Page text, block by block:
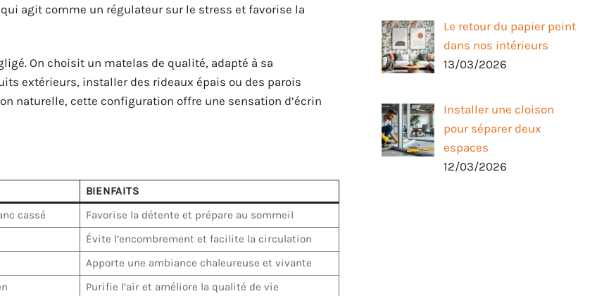
agit comme un régulateur sur le stress et favorise la
On choisit un matelas de qualité, adapté à sa
extérieurs, installer des rideaux épais ou des parois
naturelle, cette configuration offre une sensation d’écrin
BIENFAITS
cassé
Favorise la détente et prépare au sommeil
Évite l’encombrement et facilite la circulation
Apporte une ambiance chaleureuse et vivante
Purifie l’air et améliore la qualité de vie
Le retour du papier peint
dans nos intérieurs
13/03/2026
Installer une cloison
pour séparer deux
espaces
12/03/2026